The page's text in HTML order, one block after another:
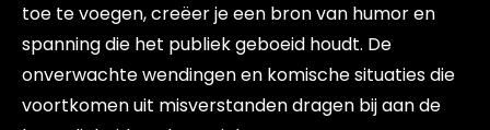
toe te voegen, creëer je een bron van humor en
spanning die het publiek geboeid houdt. De
onverwachte wendingen en komische situaties die
voortkomen uit misverstanden dragen bij aan de